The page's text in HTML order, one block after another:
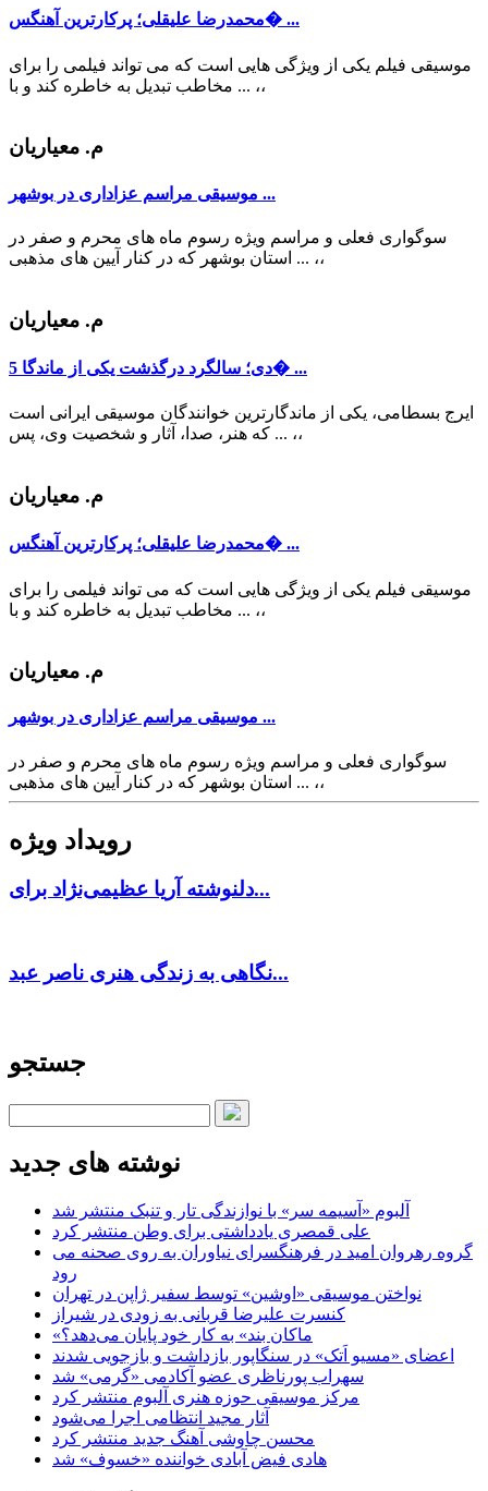
محمدرضا علیقلی؛ پرکارترین آهنگس� ...
موسیقی فیلم یکی از ویژگی هایی است که می تواند فیلمی را برای
مخاطب تبدیل به خاطره کند و با ... ،،
م. معیاریان
موسیقی مراسم عزاداری در بوشهر ...
سوگواری فعلی و مراسم ویژه رسوم ماه های محرم و صفر در
استان بوشهر که در کنار آیین های مذهبی ... ،،
م. معیاریان
5 دی؛ سالگرد درگذشت یکی از ماندگا� ...
ایرج بسطامی، یکی از ماندگارترین خوانندگان موسیقی ایرانی است
که هنر، صدا، آثار و شخصیت وی، پس ... ،،
م. معیاریان
محمدرضا علیقلی؛ پرکارترین آهنگس� ...
موسیقی فیلم یکی از ویژگی هایی است که می تواند فیلمی را برای
مخاطب تبدیل به خاطره کند و با ... ،،
م. معیاریان
موسیقی مراسم عزاداری در بوشهر ...
سوگواری فعلی و مراسم ویژه رسوم ماه های محرم و صفر در
استان بوشهر که در کنار آیین های مذهبی ... ،،
رویداد ویژه
دلنوشته آریا عظیمی‌نژاد برای...
نگاهی به زندگی هنری ناصر عبد...
جستجو
نوشته های جدید
آلبوم «آسیمه سر» با نوازندگی تار و تنبک منتشر شد
علی قمصری یادداشتی برای وطن منتشر کرد
گروه رهروان امید در فرهنگسرای نیاوران به روی صحنه می
رود
نواختن موسیقی «اوشین» توسط سفیر ژاپن در تهران
کنسرت علیرضا قربانی به زودی در شیراز
«ماکان بند» به کار خود پایان می‌دهد؟
اعضای «مسیو اَتک» در سنگاپور بازداشت و بازجویی شدند
سهراب پورناظری عضو آکادمی «گرمی» شد
مرکز موسیقی حوزه هنری آلبوم منتشر کرد
آثار مجید انتظامی اجرا می‌شود
محسن چاوشی آهنگ جدید منتشر کرد
هادی فیض آبادی خواننده «خسوف» شد